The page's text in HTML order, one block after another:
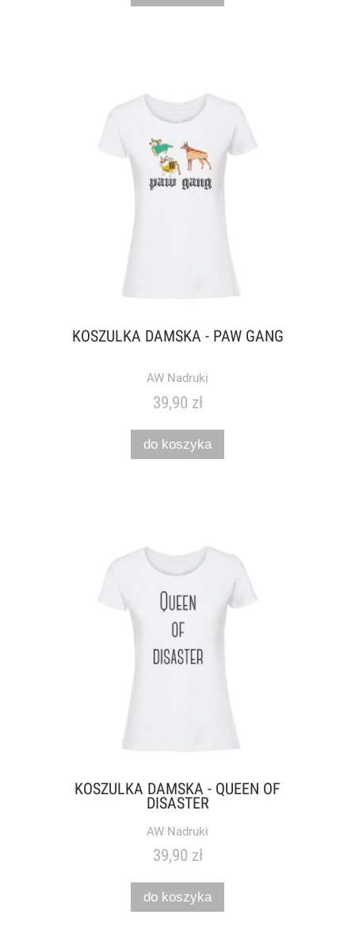
KOSZULKA DAMSKA - PAW GANG
AW Nadruki
39,90 zł
do koszyka
KOSZULKA DAMSKA - QUEEN OF
DISASTER
AW Nadruki
39,90 zł
do koszyka